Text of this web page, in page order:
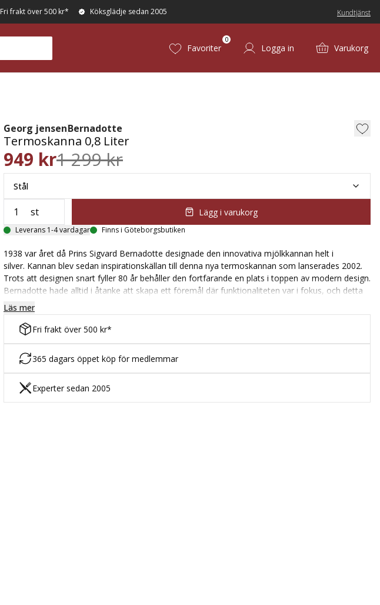
Fri frakt över 500 kr* Köksglädje sedan 2005 Kundtjänst
Favoriter
0
Logga in Varukorg
Georg jensenBernadotte
Termoskanna 0,8 Liter
949 kr1 299 kr
Stål
st Lägg i varukorg
Leverans 1-4 vardagar Finns i Göteborgsbutiken
1938 var året då Prins Sigvard Bernadotte designade den innovativa mjölkkannan helt i
silver. Kannan blev sedan inspirationskällan till denna nya termoskannan som lanserades 2002.
Trots att designen snart fyller 80 år behåller den fortfarande en plats i toppen av modern design.
Bernadotte hade alltid i åtanke att skapa ett föremål där funktionaliteten var i fokus, och detta
utan att tappa fokus för den estetiska elegansen.
Termoskannan klarar att hålla värmen i som minst 6 timmar. Den eleganta krompläterade
Kannan finns även i en större variant på 1 Liter.
Designern Sigvard Bernadotte (1907 - 2002) lyckades under sin långa designkarriär alltid fånga
en oslagbar funktionell elegans som lyfte hans verk till en helt ny nivå. Detta har gjort
Bernadottes serie till en av de mest framgångsrika i Georg Jensens historia.
Läs mer
Fri frakt över 500 kr*
365 dagars öppet köp för medlemmar
Experter sedan 2005